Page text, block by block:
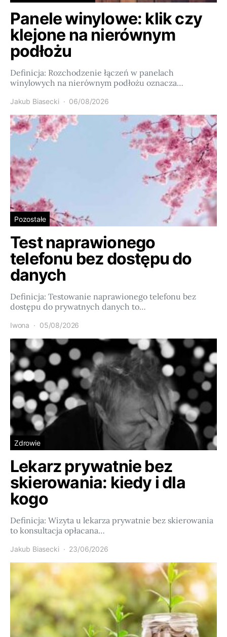
Panele winylowe: klik czy
klejone na nierównym
podłożu
Definicja: Rozchodzenie łączeń w panelach
winylowych na nierównym podłożu oznacza…
Jakub Biasecki 06/08/2026
Pozostałe
Test naprawionego
telefonu bez dostępu do
danych
Definicja: Testowanie naprawionego telefonu bez
dostępu do prywatnych danych to…
Iwona 05/08/2026
Zdrowie
Lekarz prywatnie bez
skierowania: kiedy i dla
kogo
Definicja: Wizyta u lekarza prywatnie bez skierowania
to konsultacja opłacana…
Jakub Biasecki 23/06/2026